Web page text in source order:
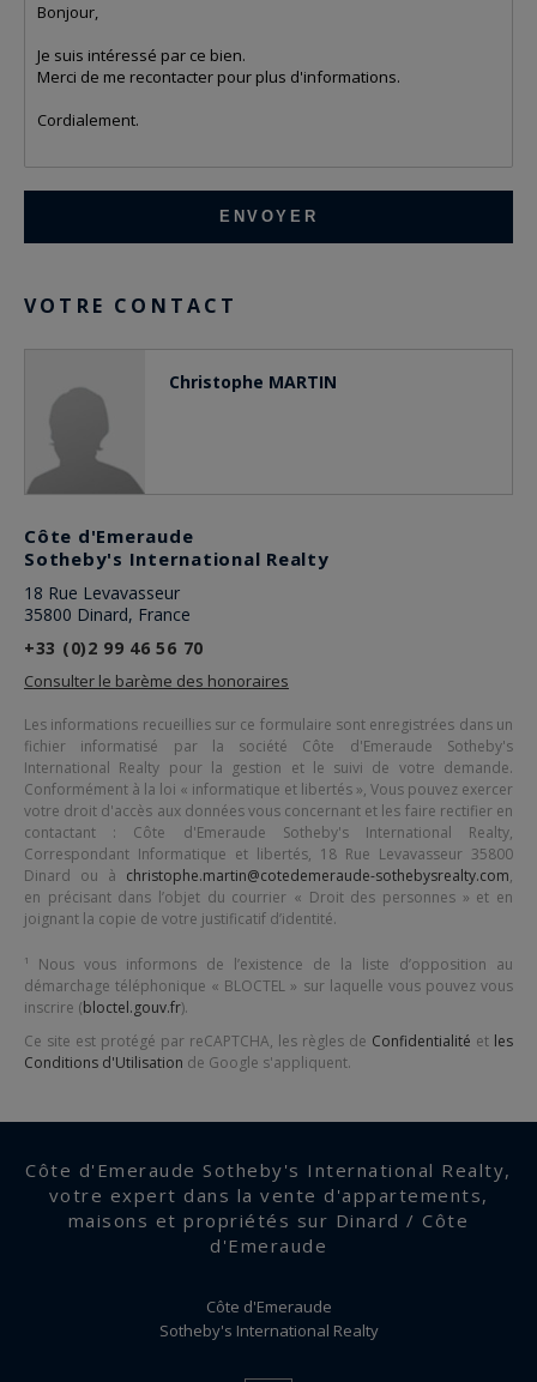
VOTRE CONTACT
Christophe MARTIN
Côte d'Emeraude
Sotheby's International Realty
18 Rue Levavasseur
35800 Dinard, France
+33 (0)2 99 46 56 70
Consulter le barème des honoraires
Les informations recueillies sur ce formulaire sont enregistrées dans un
fichier informatisé par la société Côte d'Emeraude Sotheby's
International Realty pour la gestion et le suivi de votre demande.
Conformément à la loi « informatique et libertés », Vous pouvez exercer
votre droit d'accès aux données vous concernant et les faire rectifier en
contactant : Côte d'Emeraude Sotheby's International Realty,
Correspondant Informatique et libertés, 18 Rue Levavasseur 35800
Dinard ou à christophe.martin@cotedemeraude-sothebysrealty.com,
en précisant dans l’objet du courrier « Droit des personnes » et en
joignant la copie de votre justificatif d’identité.
¹ Nous vous informons de l’existence de la liste d’opposition au
démarchage téléphonique « BLOCTEL » sur laquelle vous pouvez vous
inscrire (bloctel.gouv.fr).
Ce site est protégé par reCAPTCHA, les règles de Confidentialité et les
Conditions d'Utilisation de Google s'appliquent.
Côte d'Emeraude Sotheby's International Realty,
votre expert dans la vente d'appartements,
maisons et propriétés sur Dinard / Côte
d'Emeraude
Côte d'Emeraude
Sotheby's International Realty